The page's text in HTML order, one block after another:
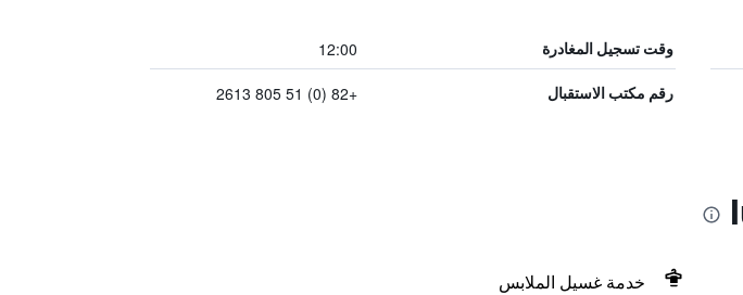
وقت تسجيل المغادرة 12:00
رقم مكتب الاستقبال +82 (0) 51 805 2613
خدمة غسيل الملابس